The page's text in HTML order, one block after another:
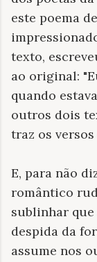
este poema
texto,
ao original:
quando
outros dois
traz os
E, para não
romântico
sublinhar
despida da
assume nos